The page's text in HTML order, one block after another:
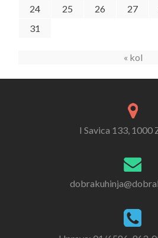
24
25 26 27
31
« kol
I Savica 133, 1000